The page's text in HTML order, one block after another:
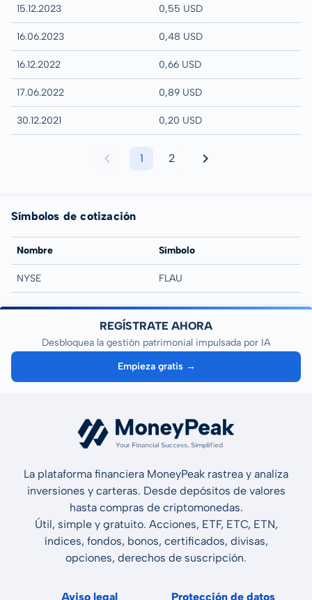
15.12.2023 0,55 USD
16.06.2023 0,48 USD
16.12.2022 0,66 USD
17.06.2022 0,89 USD
30.12.2021 0,20 USD
1 2
Símbolos de cotización
Nombre Símbolo
NYSE FLAU
REGÍSTRATE AHORA
Desbloquea la gestión patrimonial impulsada por IA
Empieza gratis →
La plataforma financiera MoneyPeak rastrea y analiza
inversiones y carteras. Desde depósitos de valores
hasta compras de criptomonedas.
Útil, simple y gratuito. Acciones, ETF, ETC, ETN,
índices, fondos, bonos, certificados, divisas,
opciones, derechos de suscripción.
Aviso legal Protección de datos